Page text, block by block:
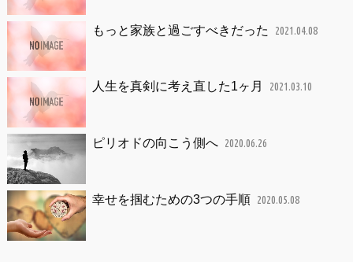
もっと家族と過ごすべきだった 2021.04.08
人生を真剣に考え直した1ヶ月 2021.03.10
ピリオドの向こう側へ 2020.06.26
幸せを掴むための3つの手順 2020.05.08